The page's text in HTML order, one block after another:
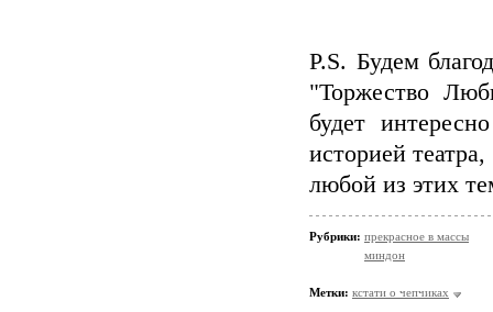
P.S. Будем
"Торжество
будет
историей
любой из этих
Рубрики: прекрасное в массы
миндон
Метки: кстати о чепчиках